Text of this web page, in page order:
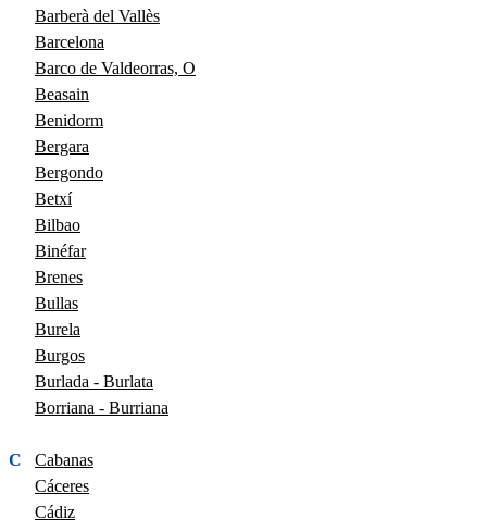
Barberà del Vallès
Barcelona
Barco de Valdeorras, O
Beasain
Benidorm
Bergara
Bergondo
Betxí
Bilbao
Binéfar
Brenes
Bullas
Burela
Burgos
Burlada - Burlata
Borriana - Burriana
C
Cabanas
Cáceres
Cádiz